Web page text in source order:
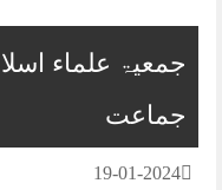
جمعیۃ علماء
جماعت
19-01-2024